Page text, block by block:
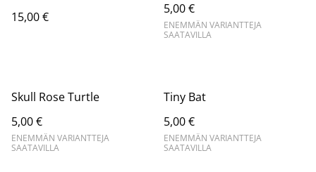
15,00 €
5,00 €
ENEMMÄN VARIANTTEJA
SAATAVILLA
Skull Rose Turtle
5,00 €
ENEMMÄN VARIANTTEJA
SAATAVILLA
Tiny Bat
5,00 €
ENEMMÄN VARIANTTEJA
SAATAVILLA